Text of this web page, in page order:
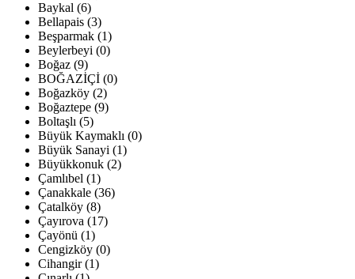
Baykal (6)
Bellapais (3)
Beşparmak (1)
Beylerbeyi (0)
Boğaz (9)
BOĞAZİÇİ (0)
Boğazköy (2)
Boğaztepe (9)
Boltaşlı (5)
Büyük Kaymaklı (0)
Büyük Sanayi (1)
Büyükkonuk (2)
Çamlıbel (1)
Çanakkale (36)
Çatalköy (8)
Çayırova (17)
Çayönü (1)
Cengizköy (0)
Cihangir (1)